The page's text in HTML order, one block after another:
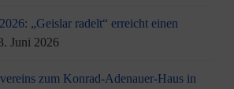
„Geislar radelt“ erreicht einen
Juni 2026
zum Konrad-Adenauer-Haus in